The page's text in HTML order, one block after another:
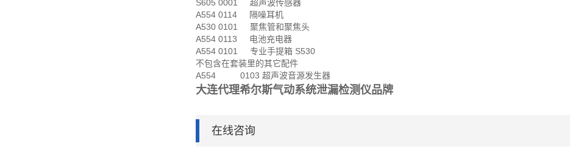
S605 0001 超声波传感器
A554 0114 隔噪耳机
A530 0101 聚焦管和聚焦头
A554 0113 电池充电器
A554 0101 专业手提箱 S530
不包含在套装里的其它配件
A554 0103 超声波音源发生器
大连代理希尔斯气动系统泄漏检测仪品牌
在线咨询